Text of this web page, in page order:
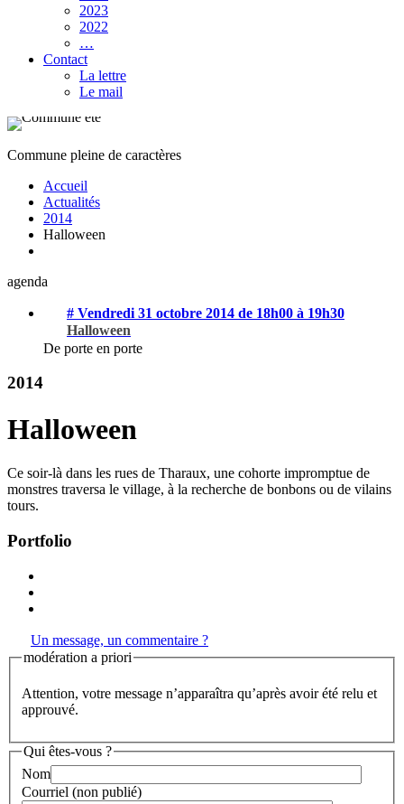
2023
2022
…
Contact
La lettre
Le mail
Commune pleine de caractères
Accueil
Actualités
2014
Halloween
agenda
# Vendredi 31 octobre 2014 de 18h00 à 19h30
Halloween
De porte en porte
2014
Halloween
Ce soir-là dans les rues de Tharaux, une cohorte impromptue de
monstres traversa le village, à la recherche de bonbons ou de vilains
tours.
Portfolio
Un message, un commentaire ?
modération a priori
Attention, votre message n’apparaîtra qu’après avoir été relu et
approuvé.
Qui êtes-vous ?
Nom
Courriel (non publié)